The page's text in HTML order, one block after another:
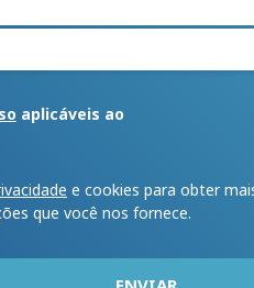
aplicáveis ao
e cookies para obter
que você nos fornece.